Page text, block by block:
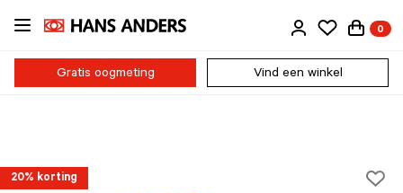
Ga
naar
inhoud
0
Gratis oogmeting Vind een winkel
20% korting